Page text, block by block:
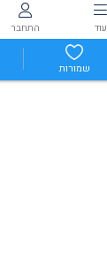
עוד התחבר
שמורות